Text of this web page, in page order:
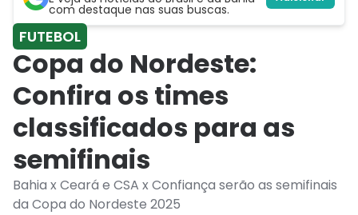
com destaque nas suas buscas.
FUTEBOL
Copa do Nordeste:
Confira os times
classificados para as
semifinais
Bahia x Ceará e CSA x Confiança serão as semifinais
da Copa do Nordeste 2025